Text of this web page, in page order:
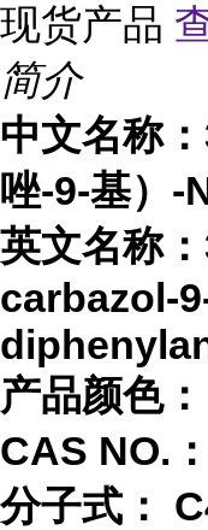
现货产品
简介
中文名称：
唑-9-基）-
英文名称：
carbazol-
产品颜色：
CAS NO.：
分子式：